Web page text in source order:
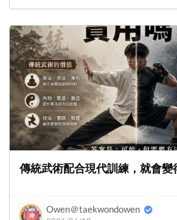
傳統武術配合現代訓練，就會變
Owen＠taekwondowen